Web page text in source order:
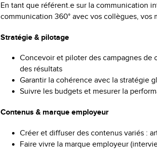
En tant que référent.e sur la communication
communication 360° avec vos collègues, vos
Stratégie & pilotage
Concevoir et piloter des campagnes de
des résultats
Garantir la cohérence avec la stratégie
Suivre les budgets et mesurer la
Contenus & marque employeur
Créer et diffuser des contenus variés :
Faire vivre la marque employeur